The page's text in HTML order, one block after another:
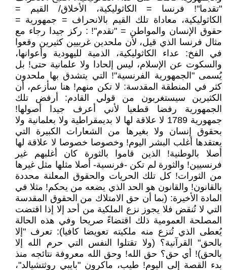
"تقدما"! فرنسا = الكاثوليكية، الأخلاق/ القيم =
الكاثوليكية، معاداة تلك القيم بالانحراف = جمهورية =
حقوق الإنسان والمواطن = "تقدم"! : ركز جيدا رجاء مع
مثال فرنسا الذي قيل، لأن ملحدين غربيين كثيرين وقعوا
في الفخ: عداء الكاثوليكية، الذمية لليهودية وأعوانها،
والسكوت عن الإسلام، ليس إلحادا ولا علمانية حتى! بل
يُسمى "الجمهورية الفرنسية"! التي يتشدق بها ملحدون
كثر في المنطقة المقدسة: لا تكن منهم! هنا سأزعم، أن
الكثيرين سيستغربون من قولي القادم: أرفض تلك
الجمهورية رفضا قطعيا لأني أعرف جيدا أصولها!
جمهورية 1789 لا علاقة لها لا بديمقراطية ولا بعلمانية ولا
بحقوق إنسان ولا بغيرها من الشعارات الكبيرة التي
يعتقدها أغلب البشر اليوم! وخصوصا خصوصا لا علاقة لها
أصلا بالوطنية! الذين قاموا بالثورة كان أغلبهم غير
فرنسيين! والثورة لم تكن -فرنسية- أصلا مثلها مثل غيرها
من الثورات! كل تلك الحريات والحقوق المعلنة محددة
بالقانون! والقانون هو الحد الذي يضعه من يحكم! مثلا في
المادة الأخيرة: (بما أن حق الامتلاك من الحقوق المقدسة
التي لا تُنقض فلا يجوز نزع الملكية من أحد إلا إذا اقتضت
المصلحة العمومية ذلك اقتضاءً صريحا وفي هذه الحالة
يُعطى الذي تُنزع منه ملكيته تعويضا كافيا): تعرف "إلا
بالحق" القرآنية؟ (ولا تقتلوا النفس التي حرم الله إلا
بالحق)! أي حق؟ حق الله! وحق الله معروفة نتائجه منذ
بدء القصة إلى اليوم! طيب، ماكرون "بايبي روثتشيالد"،